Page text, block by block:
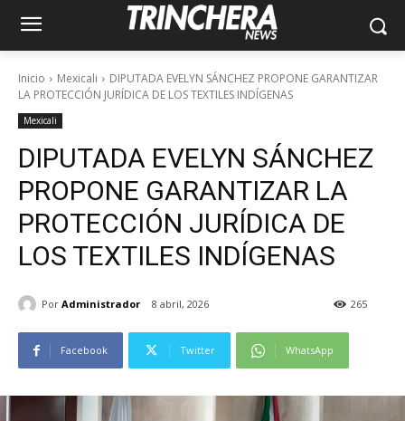
Inicio Mexicali
DIPUTADA EVELYN SÁNCHEZ PROPONE GARANTIZAR
LA PROTECCIÓN JURÍDICA DE LOS TEXTILES INDÍGENAS
Mexicali
DIPUTADA EVELYN SÁNCHEZ
PROPONE GARANTIZAR LA
PROTECCIÓN JURÍDICA DE
LOS TEXTILES INDÍGENAS
Por Administrador 8 abril, 2026 265
Facebook Twitter WhatsApp